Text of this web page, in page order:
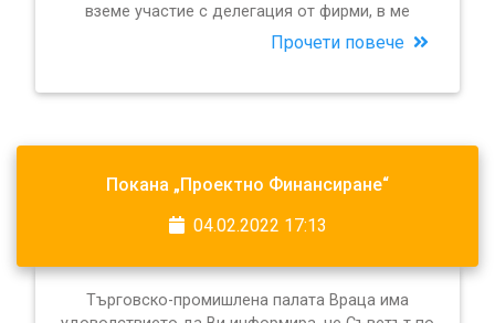
вземе участие с делегация от фирми, в ме
Прочети повече
Покана „Проектно Финансиране“
04.02.2022 17:13
Търговско-промишлена палата Враца има